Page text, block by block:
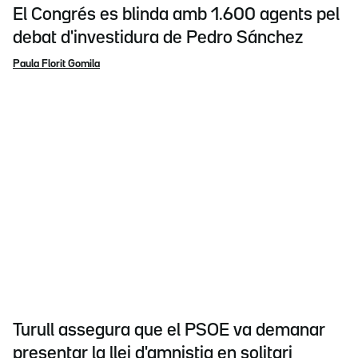
El Congrés es blinda amb 1.600 agents pel
debat d'investidura de Pedro Sánchez
Paula Florit Gomila
Turull assegura que el PSOE va demanar
presentar la llei d'amnistia en solitari